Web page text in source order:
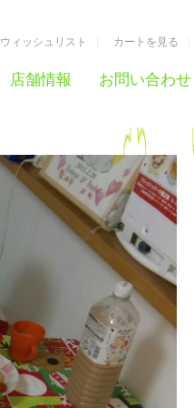
ウィッシュリスト カートを見る
店舗情報 お問い合わせ